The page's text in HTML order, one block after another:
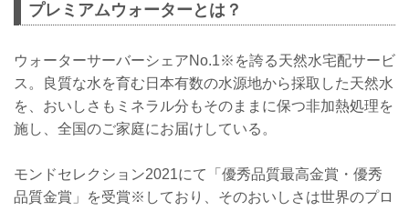
プレミアムウォーターとは？
ウォーターサーバーシェアNo.1※を誇る天然水宅配サービ
ス。良質な水を育む日本有数の水源地から採取した天然水
を、おいしさもミネラル分もそのままに保つ非加熱処理を
施し、全国のご家庭にお届けしている。
モンドセレクション2021にて「優秀品質最高金賞・優秀
品質金賞」を受賞※しており、そのおいしさは世界のプロ